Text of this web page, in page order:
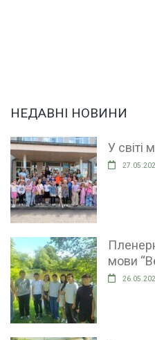
НЕДАВНІ НОВИНИ
У світі
мови